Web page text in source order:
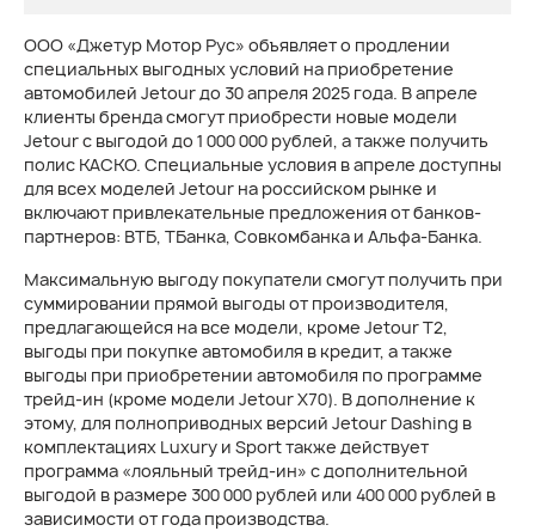
ООО «Джетур Мотор Рус» объявляет о продлении
специальных выгодных условий на приобретение
автомобилей Jetour до 30 апреля 2025 года. В апреле
клиенты бренда смогут приобрести новые модели
Jetour с выгодой до 1 000 000 рублей, а также получить
полис КАСКО. Специальные условия в апреле доступны
для всех моделей Jetour на российском рынке и
включают привлекательные предложения от банков-
партнеров: ВТБ, ТБанка, Совкомбанка и Альфа-Банка.
Максимальную выгоду покупатели смогут получить при
суммировании прямой выгоды от производителя,
предлагающейся на все модели, кроме Jetour T2,
выгоды при покупке автомобиля в кредит, а также
выгоды при приобретении автомобиля по программе
трейд-ин (кроме модели Jetour X70). В дополнение к
этому, для полноприводных версий Jetour Dashing в
комплектациях Luxury и Sport также действует
программа «лояльный трейд-ин» с дополнительной
выгодой в размере 300 000 рублей или 400 000 рублей в
зависимости от года производства.